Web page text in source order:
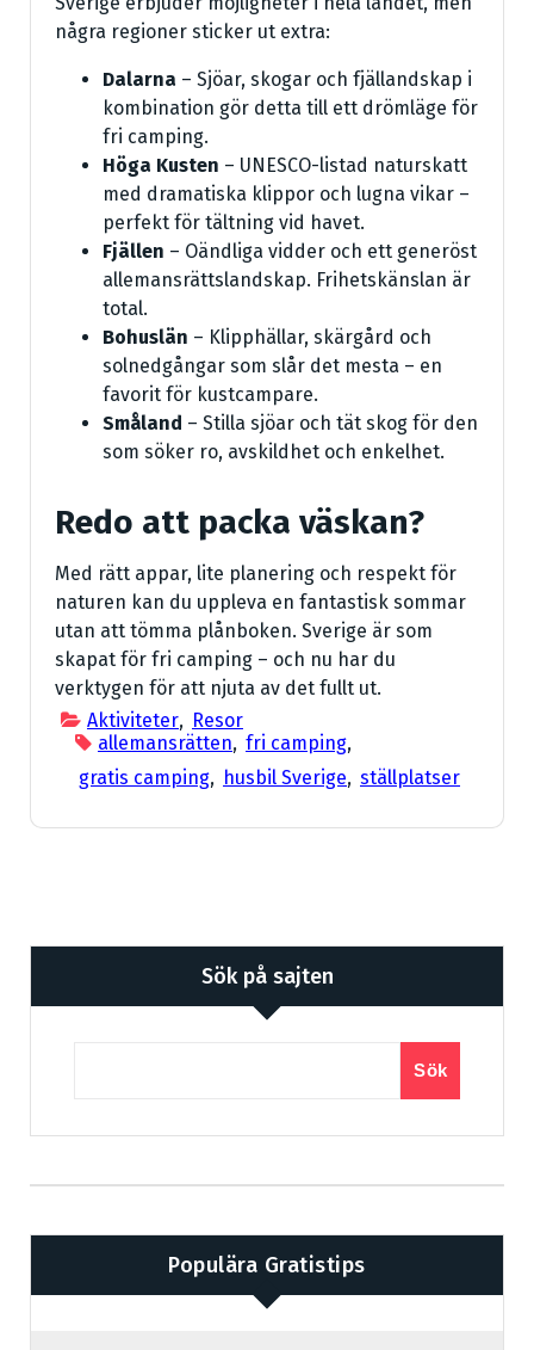
några regioner sticker ut extra:
Dalarna – Sjöar, skogar och fjällandskap i
kombination gör detta till ett drömläge för
fri camping.
Höga Kusten – UNESCO-listad naturskatt
med dramatiska klippor och lugna vikar –
perfekt för tältning vid havet.
Fjällen – Oändliga vidder och ett generöst
allemansrättslandskap. Frihetskänslan är
total.
Bohuslän – Klipphällar, skärgård och
solnedgångar som slår det mesta – en
favorit för kustcampare.
Småland – Stilla sjöar och tät skog för den
som söker ro, avskildhet och enkelhet.
Redo att packa väskan?
Med rätt appar, lite planering och respekt för
naturen kan du uppleva en fantastisk sommar
utan att tömma plånboken. Sverige är som
skapat för fri camping – och nu har du
verktygen för att njuta av det fullt ut.
Aktiviteter, Resor
allemansrätten, fri camping,
gratis camping, husbil Sverige, ställplatser
Sök på sajten
Sök
Populära Gratistips